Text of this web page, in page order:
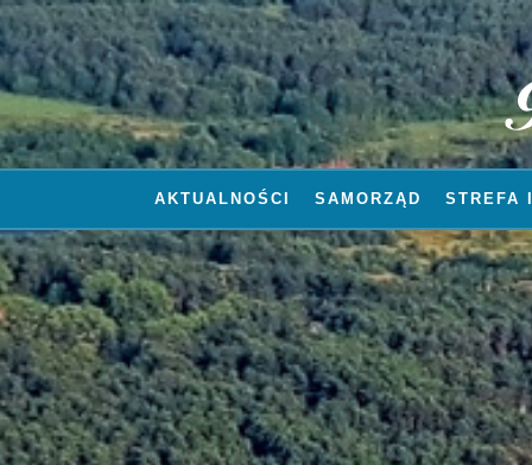
AKTUALNOŚCI SAMORZĄD STREFA